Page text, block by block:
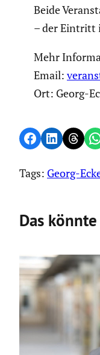
Beide
– der Eintritt
Mehr
Email:
Ort: Georg-
Share on Facebook
Share on LinkedIn
Share on
Tags: Georg-
Das